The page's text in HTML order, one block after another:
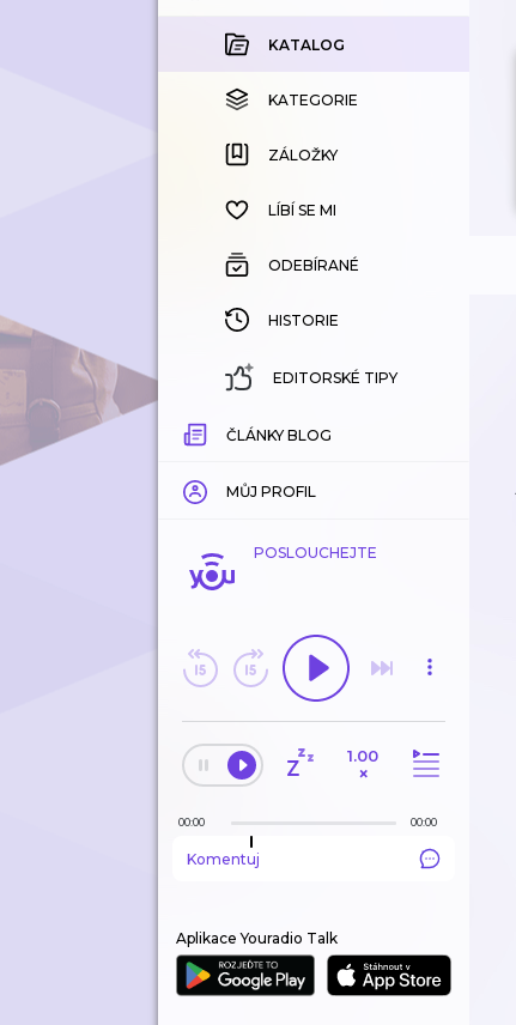
KOUPENÉ
KATEGORIE
ZÁLOŽKY
HISTORIE
KATALOG
KATEGORIE
ZÁLOŽKY
LÍBÍ SE MI
ODEBÍRANÉ
HISTORIE
EDITORSKÉ TIPY
ČLÁNKY BLOG
MŮJ PROFIL
POSLOUCHEJTE
1.00
×
00:00 00:00
Komentuj
Aplikace Youradio Talk